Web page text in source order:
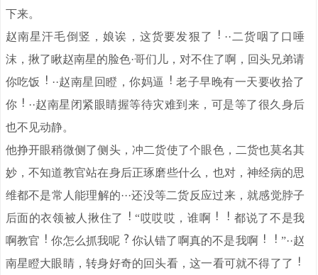
下来。
赵南星汗毛倒竖，娘诶，这货要发狠了
··二货咽了口唾
沫，揪了瞅赵南星的脸色·哥们儿，对不住了啊，回头兄弟请
你吃饭
··赵南星回瞪，你妈逼
老子早晚有一天要收拾了
你
··赵南星闭紧眼睛握等待灾难到来，可是等了很久身后
也不见动静。
他挣开眼稍微侧了侧头，冲二货使了个眼色，二货也莫名其
妙，不知道教官站在身后正琢磨些什么，也对，神经病的思
维都不是常人能理解的···还没等二货反应过来，就感觉脖子
后面的衣领被人揪住了
“哎哎哎，谁啊
都说了不是我
啊教官
你怎么抓我呢 你认错了啊真的不是我啊
”··赵
南星瞪大眼睛，转身好奇的回头看，这一看可就不得了了